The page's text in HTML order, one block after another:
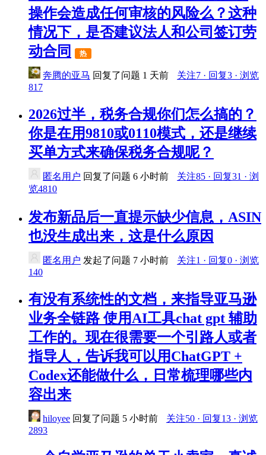
操作会造成任何审核的风险么？这种
情况下，是否建议法人和公司签订劳
动合同
热
奔腾的亚马 回复了问题 1 天前
关注7 · 回复3 · 浏览
817
2026过半，税务合规你们怎么搞的？
你是在用9810或0110模式，还是继续
买单方式来确保税务合规呢？
匿名用户 回复了问题 6 小时前
关注85 · 回复31 · 浏
览4810
发布新品后一直提示缺少信息，ASIN
也没生成出来，这是什么原因
匿名用户 发起了问题 7 小时前
关注1 · 回复0 · 浏览
140
有没有系统性的文档，来指导亚马逊
业务全链路 使用AI工具chat gpt 辅助
工作的。现在很需要一个引路人或者
指导人，告诉我可以用ChatGPT +
Codex还能做什么，日常梳理哪些内
容出来
hiloyee 回复了问题 5 小时前
关注50 · 回复13 · 浏览
2893